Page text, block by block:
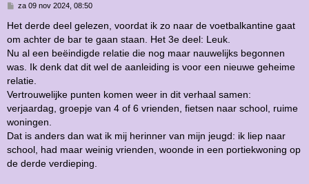
B
r
i
c
t
za 09 nov 2024, 08:50
Het derde deel gelezen, voordat ik zo naar de voetbalkantine gaat
om achter de bar te gaan staan. Het 3e deel: Leuk.
Nu al een beëindigde relatie die nog maar nauwelijks begonnen
was. Ik denk dat dit wel de aanleiding is voor een nieuwe geheime
relatie.
Vertrouwelijke punten komen weer in dit verhaal samen:
verjaardag, groepje van 4 of 6 vrienden, fietsen naar school, ruime
woningen.
Dat is anders dan wat ik mij herinner van mijn jeugd: ik liep naar
school, had maar weinig vrienden, woonde in een portiekwoning op
de derde verdieping.